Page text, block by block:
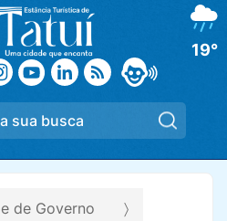
19°
de Governo